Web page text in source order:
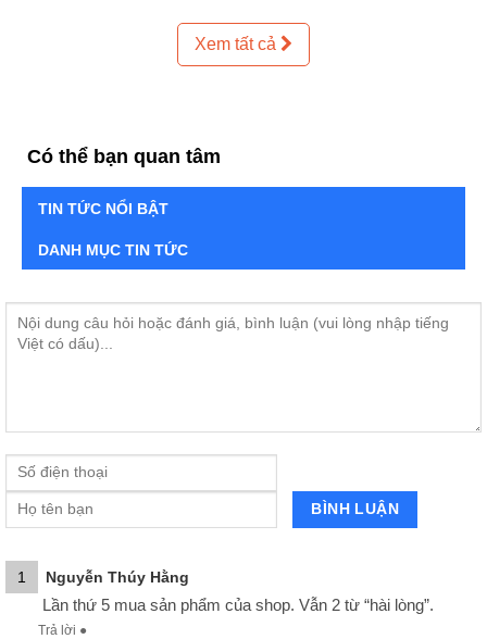
Xem tất cả
Có thể bạn quan tâm
TIN TỨC NỔI BẬT
DANH MỤC TIN TỨC
1 Nguyễn Thúy Hằng
Lần thứ 5 mua sản phẩm của shop. Vẫn 2 từ “hài lòng”.
Trả lời ●